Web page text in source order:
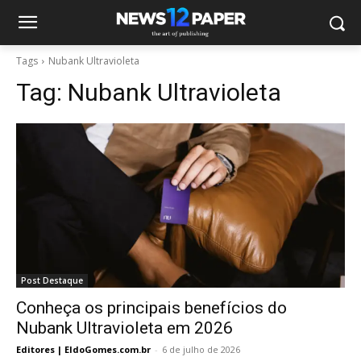
Tags Nubank Ultravioleta
Tag: Nubank Ultravioleta
Post Destaque
Conheça os principais benefícios do
Nubank Ultravioleta em 2026
Editores | EldoGomes.com.br - 6 de julho de 2026